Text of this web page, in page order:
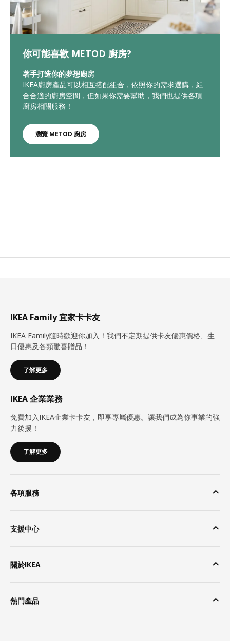
你可能喜歡 METOD 廚房?
著手打造你的夢想廚房
IKEA廚房產品可以相互搭配組合，依照你的需求選購，組
合合適的廚房空間，但如果你需要幫助，我們也提供各項
廚房相關服務！
瀏覽 METOD 廚房
IKEA Family 宜家卡卡友
IKEA Family隨時歡迎你加入！我們不定期提供卡友優惠價格、生
日優惠及各類驚喜贈品！
了解更多
IKEA 企業業務
免費加入IKEA企業卡卡友，即享專屬優惠。讓我們成為你事業的強
力後援！
了解更多
各項服務
支援中心
關於IKEA
熱門產品